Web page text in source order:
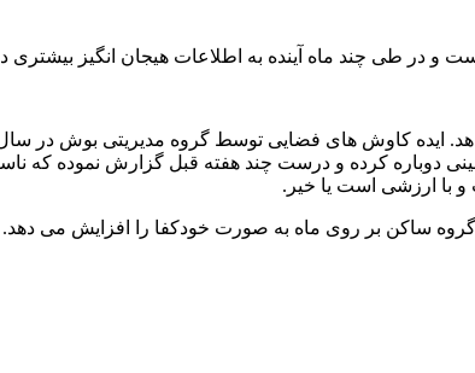
و در طی چند ماه آینده به اطلاعات هیجان انگیز
و با ارزشی است یا خیر.
ساکن بر روی ماه به صورت خودکفا را افزایش می دهد.